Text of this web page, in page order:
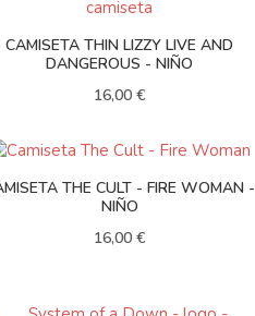
CAMISETA THIN LIZZY LIVE AND
DANGEROUS - NIÑO
16,00 €
THE CULT - FIRE WOMAN -
NIÑO
16,00 €